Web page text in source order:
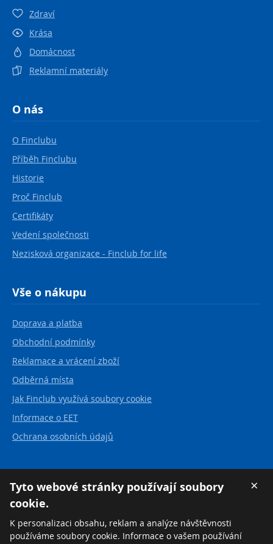
Zdraví
Krása
Domácnost
Reklamní materiály
O nás
O Finclubu
Příběh Finclubu
Historie
Proč Finclub
Certifikáty
Vedení společnosti
Nezisková organizace - Finclub for life
Vše o nákupu
Doprava a platba
Obchodní podmínky
Reklamace a vrácení zboží
Odběrná místa
Jak Finclub využívá soubory cookie
Informace o EET
Ochrana osobních údajů
FINCLUB plus, a.s.
Karvinská 21
737 01 Český Těšín
×
Tyto webové stránky používají soubory
cookie.
K personalizaci obsahu, reklam a analýze návštěvnosti
používáme soubory cookie. Informace o vašem používání